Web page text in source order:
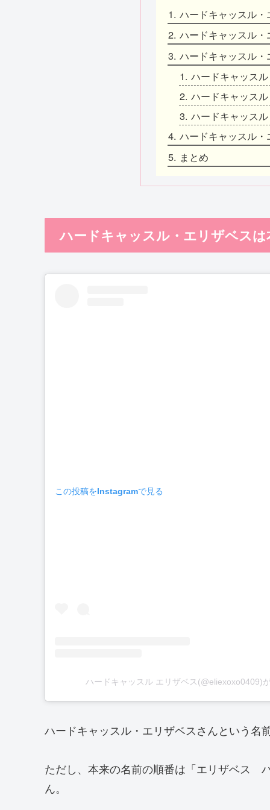
ハードキャッスル
ハードキャッスル
ハードキャッスル
ハードキャッス
ハードキャッス
ハードキャッス
ハードキャッスル
まとめ
ハードキャッスル・エリザベスは
この投稿をInstagramで見る
ハードキャッスル エリザベス(@eliexoxo0409)
ハードキャッスル・エリザベスさんという名
ただし、本来の名前の順番は「エリザベス
ん。